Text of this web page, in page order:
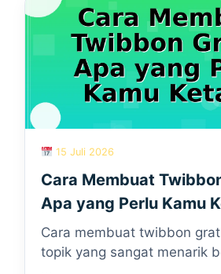
15 Juli 2026
Cara Membuat
Apa yang Perlu Kamu
Cara membuat twibbon
topik yang sangat menarik